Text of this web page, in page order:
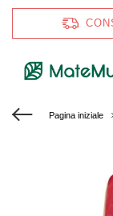
Pagina iniziale